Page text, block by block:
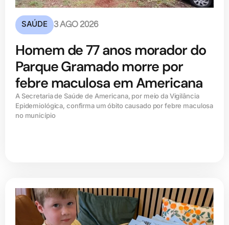
SAÚDE 3 AGO 2026
Homem de 77 anos morador do
Parque Gramado morre por
febre maculosa em Americana
A Secretaria de Saúde de Americana, por meio da Vigilância
Epidemiológica, confirma um óbito causado por febre maculosa
no município